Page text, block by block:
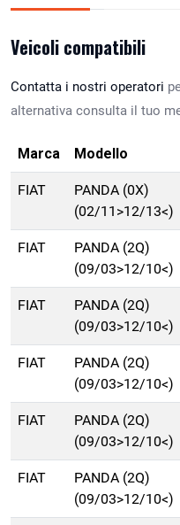
Veicoli compatibili
Contatta i nostri operatori
alternativa consulta il tuo
Marca Modello
FIAT
PANDA (0X)
(02/11>12/13<)
FIAT
PANDA (2Q)
(09/03>12/10<)
FIAT
PANDA (2Q)
(09/03>12/10<)
FIAT
PANDA (2Q)
(09/03>12/10<)
FIAT
PANDA (2Q)
(09/03>12/10<)
FIAT
PANDA (2Q)
(09/03>12/10<)